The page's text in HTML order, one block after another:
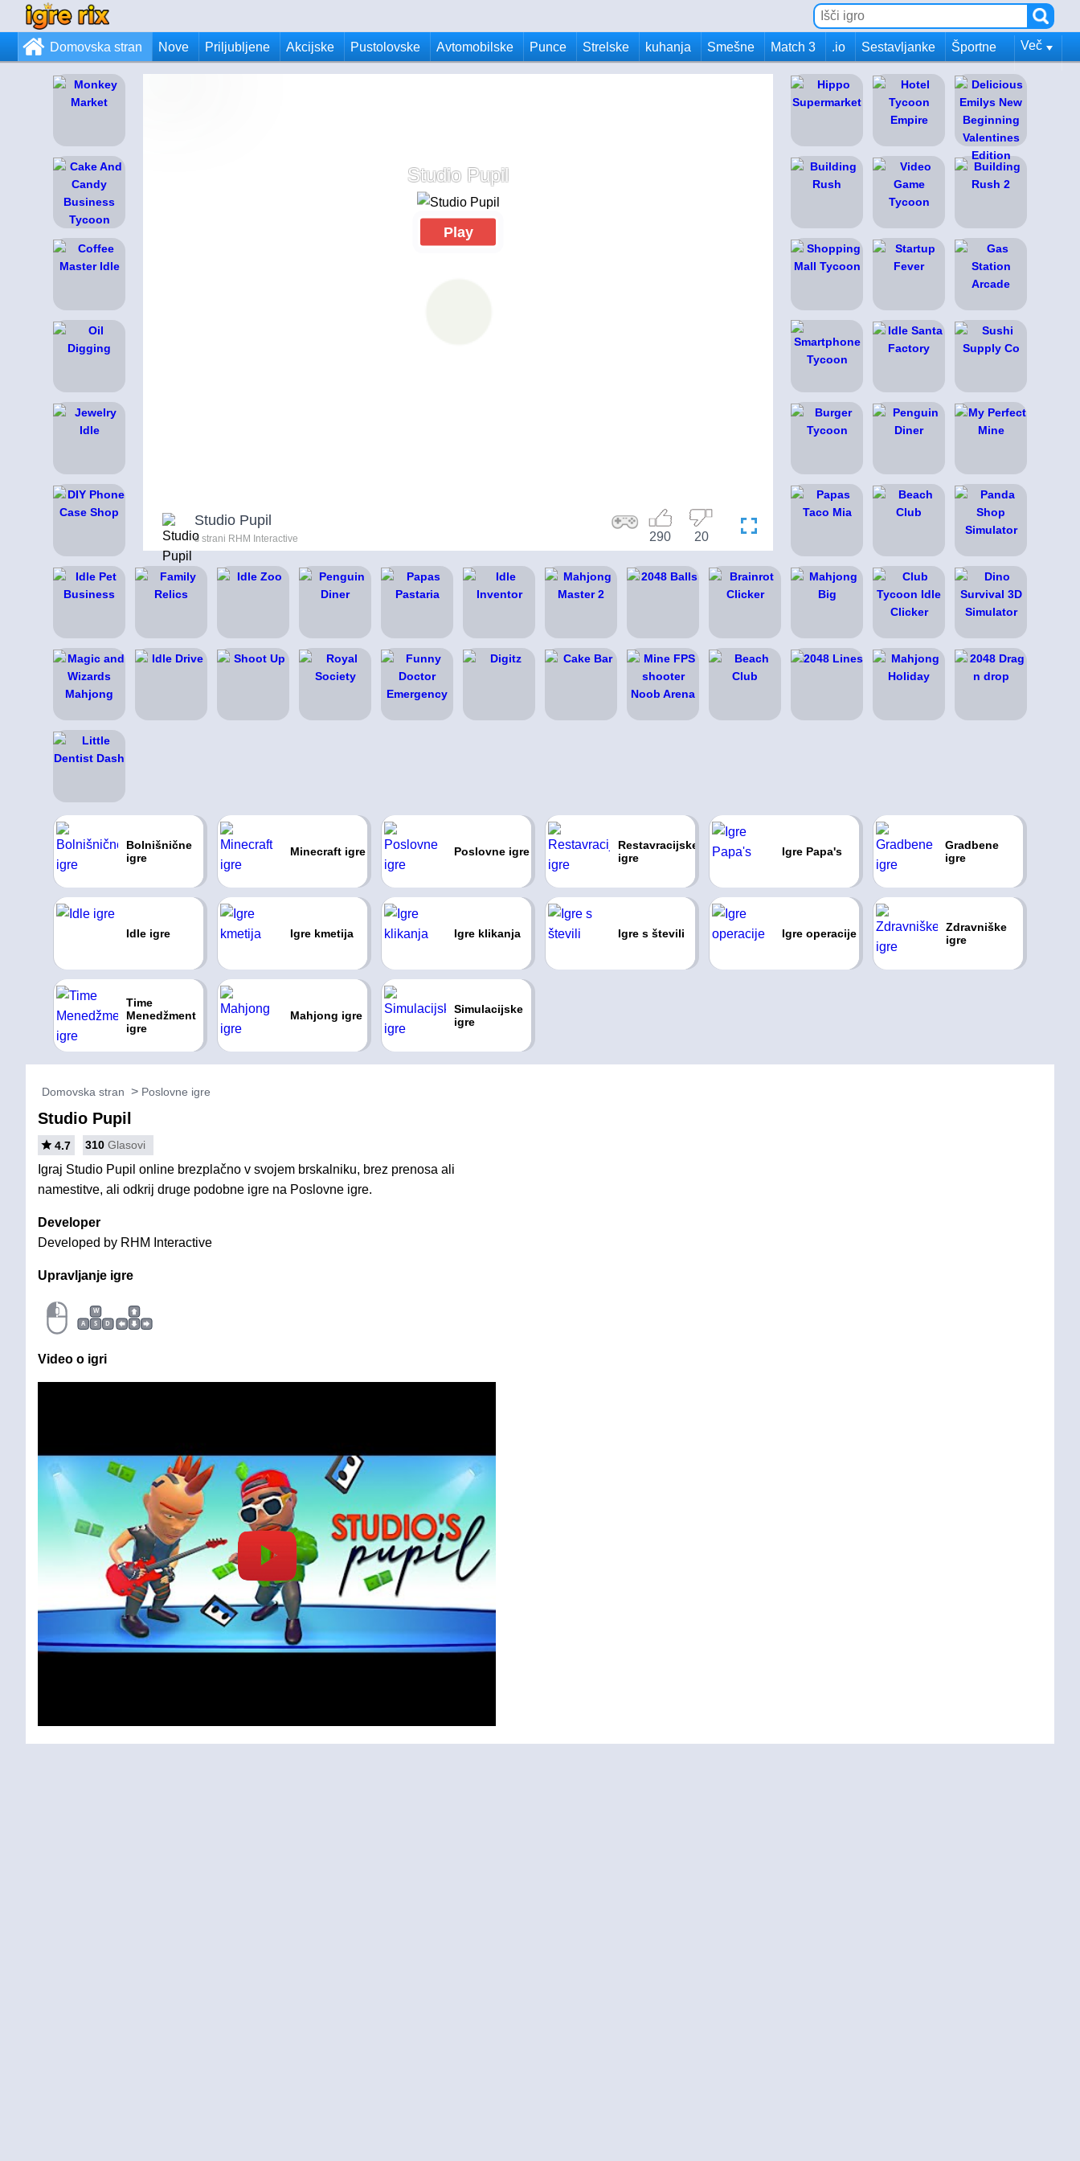
Domovska stran Nove Priljubljene Akcijske Pustolovske Avtomobilske Punce Strelske kuhanja Smešne Match 3 .io Sestavljanke Športne Več
Studio Pupil
Play
Studio Pupil
s strani RHM Interactive 20
290
Bolnišnične
igre
Minecraft igre Poslovne igre
Restavracijske
igre
Igre Papa's
Gradbene
igre
Idle igre Igre kmetija Igre klikanja Igre s števili Igre operacije
Zdravniške
igre
Time
Menedžment
igre
Mahjong igre
Simulacijske
igre
Domovska stran Poslovne igre
Studio Pupil
4.7 310 Glasovi
Igraj Studio Pupil online brezplačno v svojem brskalniku, brez prenosa ali
namestitve, ali odkrij druge podobne igre na Poslovne igre.
Developer
Developed by RHM Interactive
Upravljanje igre
W
A
S D
Video o igri